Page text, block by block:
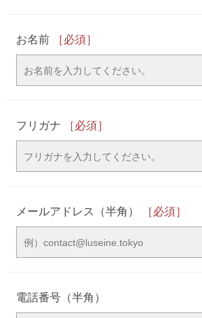
お名前 ［必須］
フリガナ ［必須］
メールアドレス（半角） ［必須］
電話番号（半角）